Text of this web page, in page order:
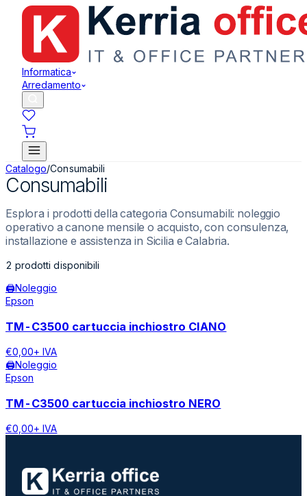
Informatica
Arredamento
Catalogo/Consumabili
Consumabili
Esplora i prodotti della categoria Consumabili: noleggio
operativo a canone mensile o acquisto, con consulenza,
installazione e assistenza in Sicilia e Calabria.
2 prodotti disponibili
🖨️Noleggio
Epson
TM-C3500 cartuccia inchiostro CIANO
€0,00+ IVA
🖨️Noleggio
Epson
TM-C3500 cartuccia inchiostro NERO
€0,00+ IVA